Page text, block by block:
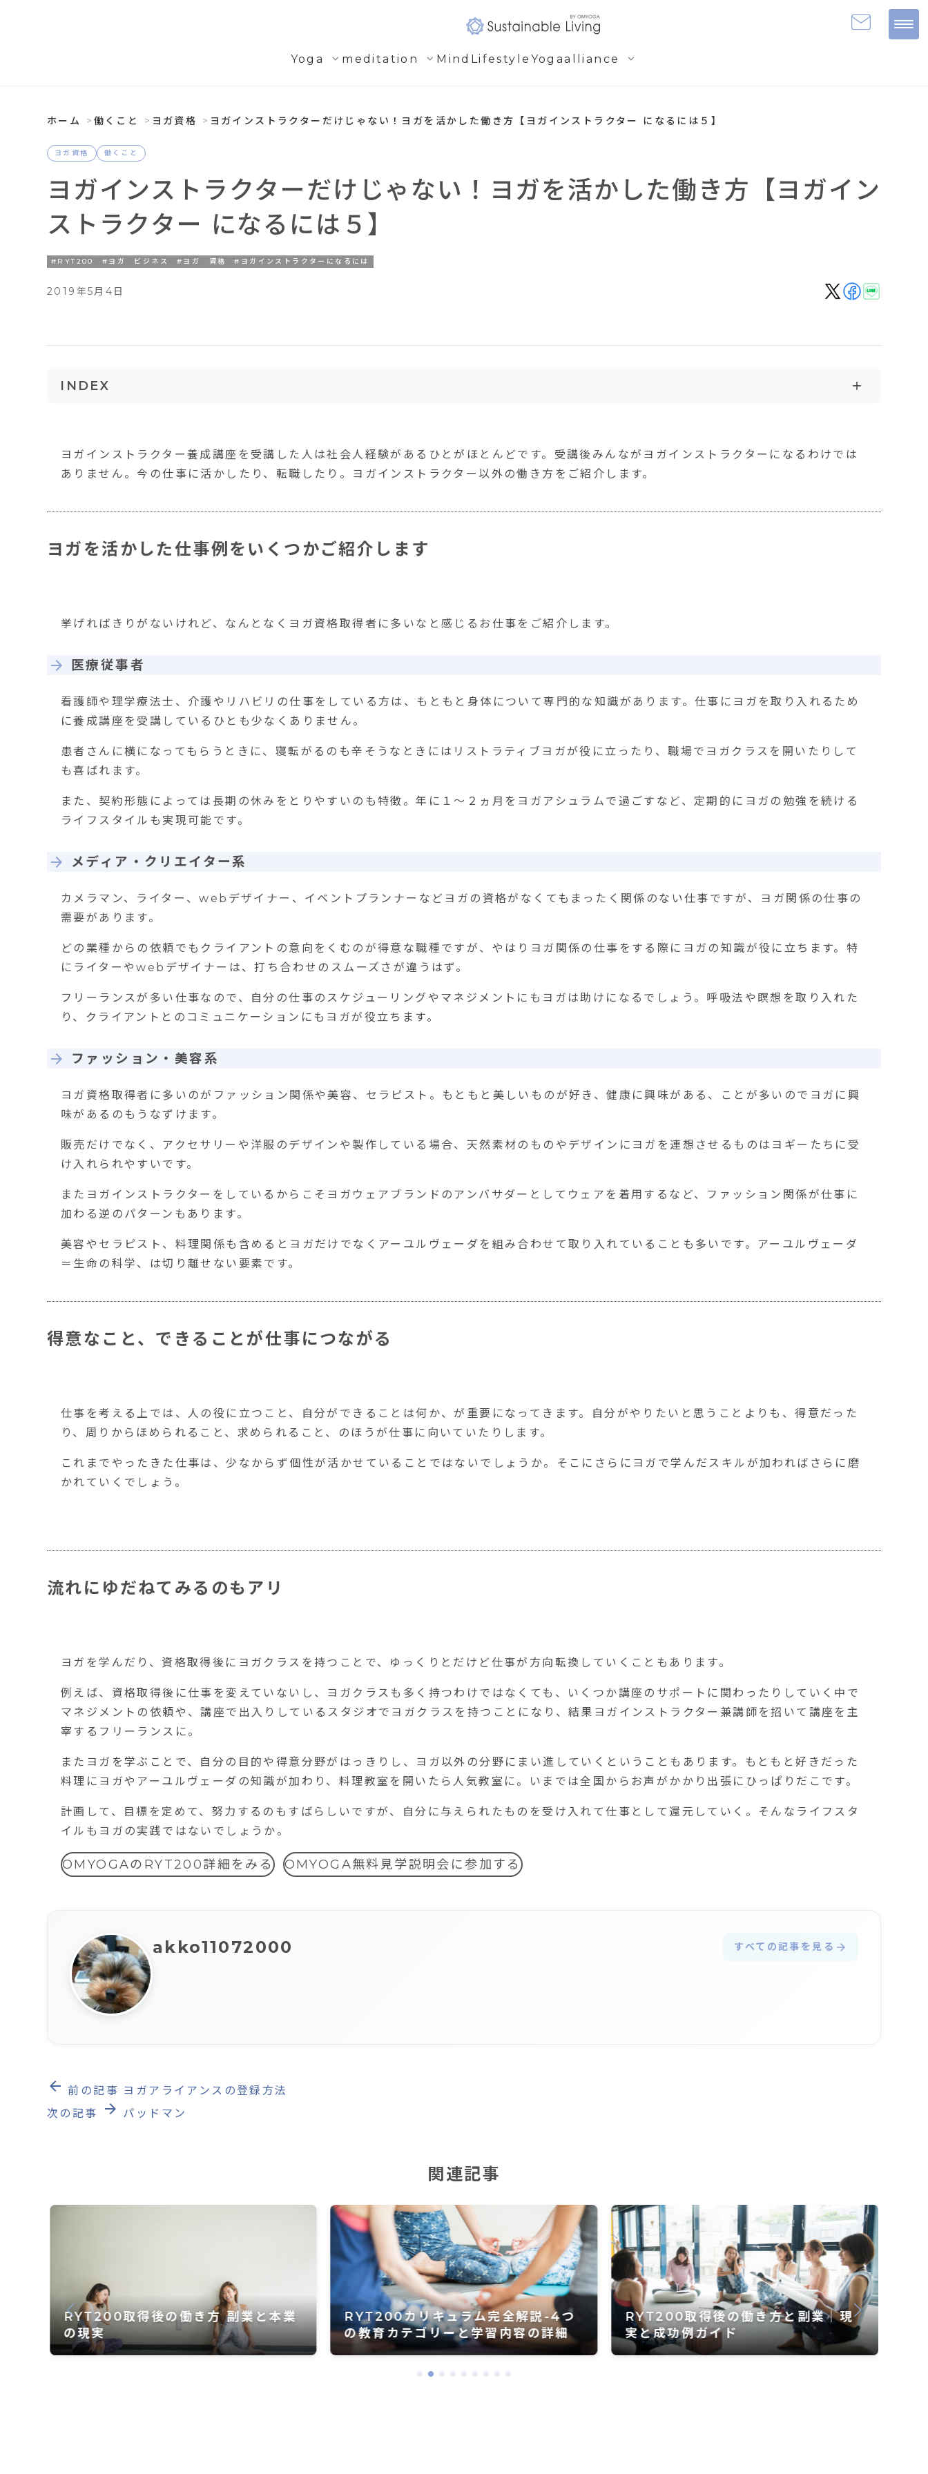
Yoga expand_more meditation expand_more Mind Lifestyle Yogaalliance expand_more
ホーム 働くこと ヨガ資格 ヨガインストラクターだけじゃない！ヨガを活かした働き方【ヨガインストラクター になるには５】
ヨガ資格 働くこと
ヨガインストラクターだけじゃない！ヨガを活かした働き方【ヨガイン
ストラクター になるには５】
#RYT200 #ヨガ ビジネス #ヨガ 資格 #ヨガインストラクターになるには
2019年5月4日
INDEX +
メディア・クリエイター系
ヨガインストラクター養成講座を受講した人は社会人経験があるひとがほとんどです。受講後みんながヨガインストラクターになるわけでは
ありません。今の仕事に活かしたり、転職したり。ヨガインストラクター以外の働き方をご紹介します。
ヨガを活かした仕事例をいくつかご紹介します
挙げればきりがないけれど、なんとなくヨガ資格取得者に多いなと感じるお仕事をご紹介します。
医療従事者
看護師や理学療法士、介護やリハビリの仕事をしている方は、もともと身体について専門的な知識があります。仕事にヨガを取り入れるため
に養成講座を受講しているひとも少なくありません。
患者さんに横になってもらうときに、寝転がるのも辛そうなときにはリストラティブヨガが役に立ったり、職場でヨガクラスを開いたりして
も喜ばれます。
また、契約形態によっては長期の休みをとりやすいのも特徴。年に１〜２ヵ月をヨガアシュラムで過ごすなど、定期的にヨガの勉強を続ける
ライフスタイルも実現可能です。
メディア・クリエイター系
カメラマン、ライター、webデザイナー、イベントプランナーなどヨガの資格がなくてもまったく関係のない仕事ですが、ヨガ関係の仕事の
需要があります。
どの業種からの依頼でもクライアントの意向をくむのが得意な職種ですが、やはりヨガ関係の仕事をする際にヨガの知識が役に立ちます。特
にライターやwebデザイナーは、打ち合わせのスムーズさが違うはず。
フリーランスが多い仕事なので、自分の仕事のスケジューリングやマネジメントにもヨガは助けになるでしょう。呼吸法や瞑想を取り入れた
り、クライアントとのコミュニケーションにもヨガが役立ちます。
ファッション・美容系
ヨガ資格取得者に多いのがファッション関係や美容、セラピスト。もともと美しいものが好き、健康に興味がある、ことが多いのでヨガに興
味があるのもうなずけます。
販売だけでなく、アクセサリーや洋服のデザインや製作している場合、天然素材のものやデザインにヨガを連想させるものはヨギーたちに受
け入れられやすいです。
またヨガインストラクターをしているからこそヨガウェアブランドのアンバサダーとしてウェアを着用するなど、ファッション関係が仕事に
加わる逆のパターンもあります。
美容やセラピスト、料理関係も含めるとヨガだけでなくアーユルヴェーダを組み合わせて取り入れていることも多いです。アーユルヴェーダ
＝生命の科学、は切り離せない要素です。
得意なこと、できることが仕事につながる
仕事を考える上では、人の役に立つこと、自分ができることは何か、が重要になってきます。自分がやりたいと思うことよりも、得意だった
り、周りからほめられること、求められること、のほうが仕事に向いていたりします。
これまでやったきた仕事は、少なからず個性が活かせていることではないでしょうか。そこにさらにヨガで学んだスキルが加わればさらに磨
かれていくでしょう。
流れにゆだねてみるのもアリ
ヨガを学んだり、資格取得後にヨガクラスを持つことで、ゆっくりとだけど仕事が方向転換していくこともあります。
例えば、資格取得後に仕事を変えていないし、ヨガクラスも多く持つわけではなくても、いくつか講座のサポートに関わったりしていく中で
マネジメントの依頼や、講座で出入りしているスタジオでヨガクラスを持つことになり、結果ヨガインストラクター兼講師を招いて講座を主
宰するフリーランスに。
またヨガを学ぶことで、自分の目的や得意分野がはっきりし、ヨガ以外の分野にまい進していくということもあります。もともと好きだった
料理にヨガやアーユルヴェーダの知識が加わり、料理教室を開いたら人気教室に。いまでは全国からお声がかかり出張にひっぱりだこです。
計画して、目標を定めて、努力するのもすばらしいですが、自分に与えられたものを受け入れて仕事として還元していく。そんなライフスタ
イルもヨガの実践ではないでしょうか。
OMYOGAのRYT200詳細をみる OMYOGA無料見学説明会に参加する
akko11072000 すべての記事を見る arrow_forward
arrow_back 前の記事 ヨガアライアンスの登録方法
次の記事
arrow_forward パッドマン
関連記事
RYT200カリキュラム完全解説-4つ
の教育カテゴリーと学習内容の詳細
RYT200取得後の働き方と副業｜現
実と成功例ガイド
RYT200の難易度と修了率｜初心者
でも続けられるコツ【2025年版】